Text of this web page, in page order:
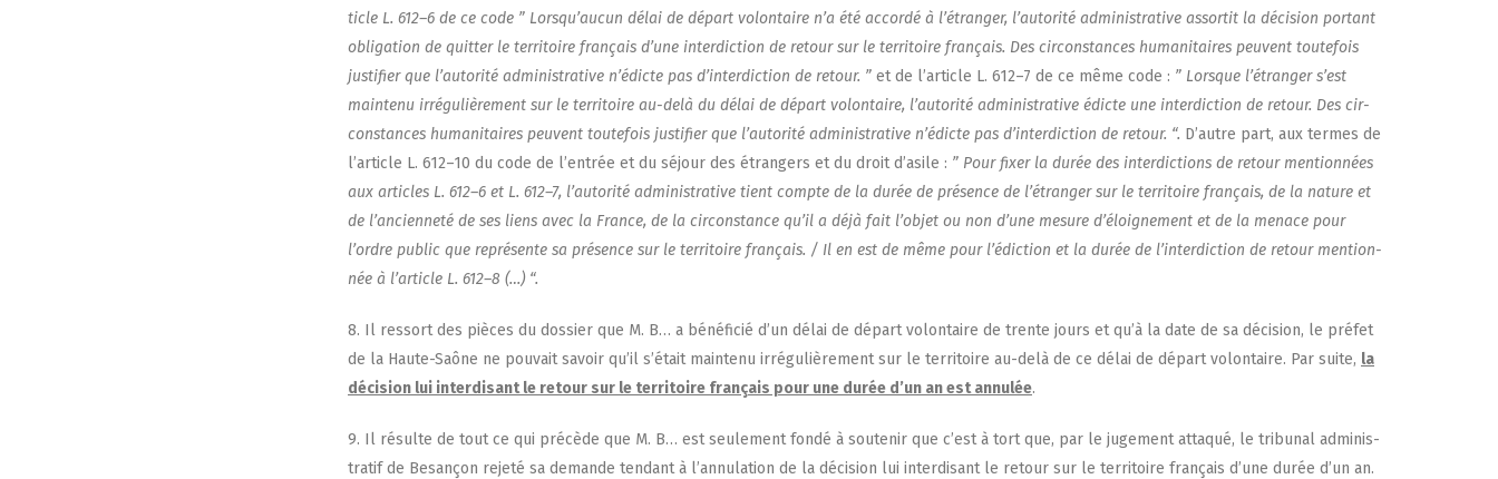
ticle L. 612–6 de ce code ” Lors­qu’au­cun délai de départ volon­taire n’a été accor­dé à l’é­tran­ger, l’au­to­ri­té admi­nis­tra­tive assor­tit la déci­sion por­tant
obli­ga­tion de quit­ter le ter­ri­toire fran­çais d’une inter­dic­tion de retour sur le ter­ri­toire fran­çais. Des cir­cons­tances huma­ni­taires peuvent tou­te­fois
jus­ti­fier que l’au­to­ri­té admi­nis­tra­tive n’é­dicte pas d’in­ter­dic­tion de retour. ” et de l’ar­ticle L. 612–7 de ce même code : ” Lorsque l’é­tran­ger s’est
main­te­nu irré­gu­liè­re­ment sur le ter­ri­toire au-delà du délai de départ volon­taire, l’au­to­ri­té admi­nis­tra­tive édicte une inter­dic­tion de retour. Des cir­
cons­tances huma­ni­taires peuvent tou­te­fois jus­ti­fier que l’au­to­ri­té admi­nis­tra­tive n’é­dicte pas d’in­ter­dic­tion de retour. “. D’autre part, aux termes de
l’ar­ticle L. 612–10 du code de l’en­trée et du séjour des étran­gers et du droit d’a­sile : ” Pour fixer la durée des inter­dic­tions de retour men­tion­nées
aux articles L. 612–6 et L. 612–7, l’au­to­ri­té admi­nis­tra­tive tient compte de la durée de pré­sence de l’é­tran­ger sur le ter­ri­toire fran­çais, de la nature et
de l’an­cien­ne­té de ses liens avec la France, de la cir­cons­tance qu’il a déjà fait l’ob­jet ou non d’une mesure d’é­loi­gne­ment et de la menace pour
l’ordre public que repré­sente sa pré­sence sur le ter­ri­toire fran­çais. / Il en est de même pour l’é­dic­tion et la durée de l’in­ter­dic­tion de retour men­tion­
née à l’ar­ticle L. 612–8 (…) “.
8. Il res­sort des pièces du dos­sier que M. B… a béné­fi­cié d’un délai de départ volon­taire de trente jours et qu’à la date de sa déci­sion, le pré­fet
de la Haute-Saône ne pou­vait savoir qu’il s’é­tait main­te­nu irré­gu­liè­re­ment sur le ter­ri­toire au-delà de ce délai de départ volon­taire. Par suite, la
déci­sion lui inter­di­sant le retour sur le ter­ri­toire fran­çais pour une durée d’un an est annu­lée.
9. Il résulte de tout ce qui pré­cède que M. B… est seule­ment fon­dé à sou­te­nir que c’est à tort que, par le juge­ment atta­qué, le tri­bu­nal admi­nis­
tra­tif de Besan­çon reje­té sa demande ten­dant à l’an­nu­la­tion de la déci­sion lui inter­di­sant le retour sur le ter­ri­toire fran­çais d’une durée d’un an.